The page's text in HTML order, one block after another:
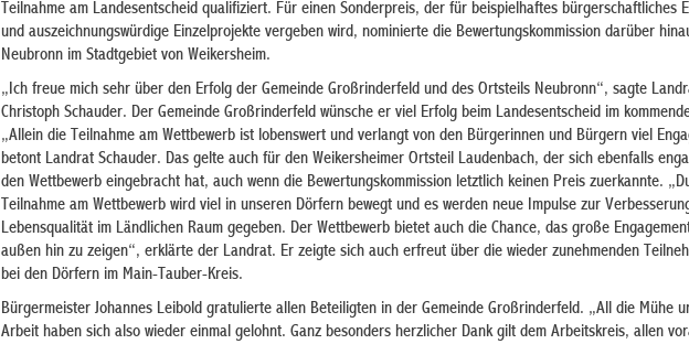
Teilnahme am Landesentscheid qualifiziert. Für einen Sonderpreis, der für beispielhaftes bürgerschaftliches
und auszeichnungswürdige Einzelprojekte vergeben wird, nominierte die Bewertungskommission darüber
Neubronn im Stadtgebiet von Weikersheim.
„Ich freue mich sehr über den Erfolg der Gemeinde Großrinderfeld und des Ortsteils Neubronn“, sagte
Christoph Schauder. Der Gemeinde Großrinderfeld wünsche er viel Erfolg beim Landesentscheid im
„Allein die Teilnahme am Wettbewerb ist lobenswert und verlangt von den Bürgerinnen und Bürgern viel
betont Landrat Schauder. Das gelte auch für den Weikersheimer Ortsteil Laudenbach, der sich ebenfalls
den Wettbewerb eingebracht hat, auch wenn die Bewertungskommission letztlich keinen Preis zuerkannte.
Teilnahme am Wettbewerb wird viel in unseren Dörfern bewegt und es werden neue Impulse zur
Lebensqualität im Ländlichen Raum gegeben. Der Wettbewerb bietet auch die Chance, das große
außen hin zu zeigen“, erklärte der Landrat. Er zeigte sich auch erfreut über die wieder zunehmenden
bei den Dörfern im Main-Tauber-Kreis.
Bürgermeister Johannes Leibold gratulierte allen Beteiligten in der Gemeinde Großrinderfeld. „All die Mühe
Arbeit haben sich also wieder einmal gelohnt. Ganz besonders herzlicher Dank gilt dem Arbeitskreis, allen